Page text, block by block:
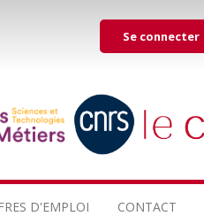
Menu
du
de
l'utilisateur
Se connecter
D'EMPLOI CONTACT